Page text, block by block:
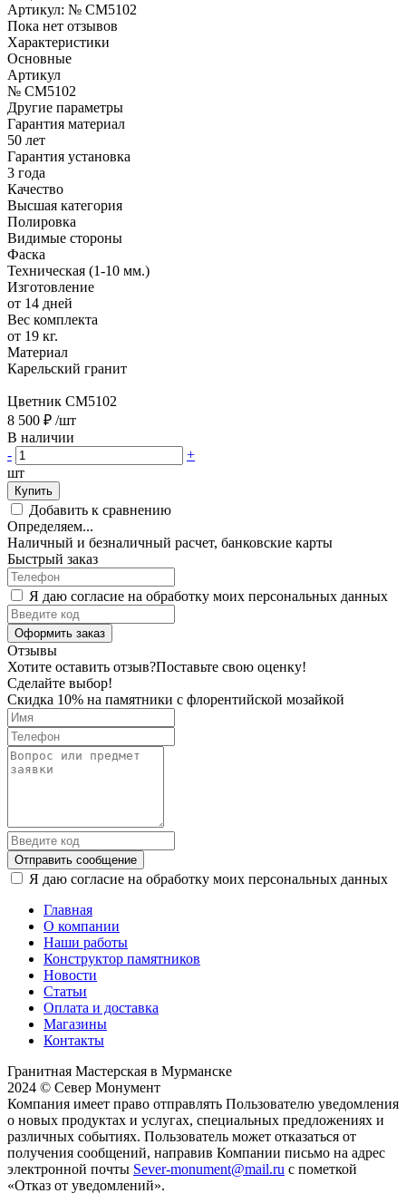
Артикул: № CM5102
Пока нет отзывов
Характеристики
Основные
Артикул
№ CM5102
Другие параметры
Гарантия материал
50 лет
Гарантия установка
3 года
Качество
Высшая категория
Полировка
Видимые стороны
Фаска
Техническая (1-10 мм.)
Изготовление
от 14 дней
Вес комплекта
от 19 кг.
Материал
Карельский гранит
Цветник CM5102
8 500 ₽ /шт
В наличии
-
+
шт
Купить
Добавить к сравнению
Определяем...
Наличный и безналичный расчет, банковские карты
Быстрый заказ
Я даю согласие на обработку моих персональных данных
Оформить заказ
Отзывы
Хотите оставить отзыв?Поставьте свою оценку!
Сделайте выбор!
Скидка 10% на памятники с флорентийской мозайкой
Отправить сообщение
Я даю согласие на обработку моих персональных данных
Главная
О компании
Наши работы
Конструктор памятников
Новости
Статьи
Оплата и доставка
Магазины
Контакты
Гранитная Мастерская в Мурманске
2024 © Север Монумент
Компания имеет право отправлять Пользователю уведомления
о новых продуктах и услугах, специальных предложениях и
различных событиях. Пользователь может отказаться от
получения сообщений, направив Компании письмо на адрес
электронной почты Sever-monument@mail.ru с пометкой
«Отказ от уведомлений».